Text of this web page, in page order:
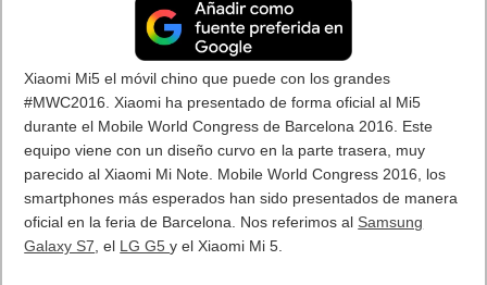
Xiaomi Mi5 el móvil chino que puede con los grandes
#MWC2016. Xiaomi ha presentado de forma oficial al Mi5
durante el Mobile World Congress de Barcelona 2016. Este
equipo viene con un diseño curvo en la parte trasera, muy
parecido al Xiaomi Mi Note. Mobile World Congress 2016, los
smartphones más esperados han sido presentados de manera
oficial en la feria de Barcelona. Nos referimos al Samsung
Galaxy S7, el LG G5y el Xiaomi Mi 5.